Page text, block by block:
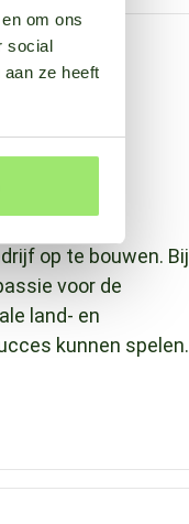
om ons
social
ze heeft
op te bouwen. Bij
voor de
land- en
kunnen spelen.